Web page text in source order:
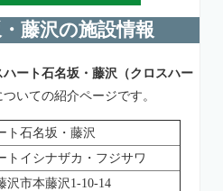
藤沢の施設情報
ハート石名坂・藤沢（クロスハー
ついての紹介ページです。
ト石名坂・藤沢
トイシナザカ・フジサワ
沢市本藤沢1-10-14